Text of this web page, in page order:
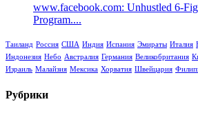
www.facebook.com: Unhustled 6-
Program....
Таиланд Россия США Индия Испания Эмираты Италия
Индонезия Небо Австралия Германия Великобритания
Израиль Малайзия Мексика Хорватия Швейцария
Рубрики